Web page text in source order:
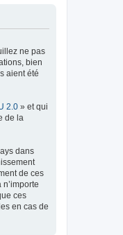
ne pas
bien
aient été
2.0 » et qui
de la
dans
de ces
ces
en cas de